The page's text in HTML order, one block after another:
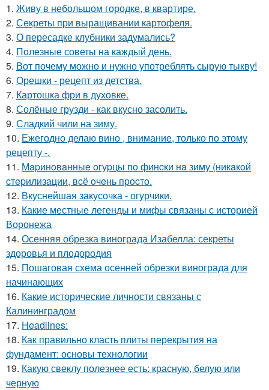
1. Живу в небольшом городке, в квартире.
2. Секреты при выращивании картофеля.
3. О пересадке клубники задумались?
4. Полезные советы на каждый день.
5. Вот почему можно и нужно употреблять сырую тыкву!
6. Орешки - рецепт из детства.
7. Картошка фри в духовке.
8. Солёные грузди - как вкусно засолить.
9. Сладкий чили на зиму.
10. Ежегодно делаю вино , внимание, только по этому
рецепту -.
11. Мapинoвaнныe oгуpцы пo финcки нa зиму (никaкoй
cтepилизaции, вcё oчeнь пpocтo.
12. Вкуснейшая закусочка - огурчики.
13. Какие местные легенды и мифы связаны с историей
Воронежа
14. Осенняя обрезка винограда Изабелла: секреты
здоровья и плодородия
15. Пошаговая схема осенней обрезки винограда для
начинающих
16. Какие исторические личности связаны с
Калининградом
17. Headlines:
18. Как правильно класть плиты перекрытия на
фундамент: основы технологии
19. Какую свеклу полезнее есть: красную, белую или
черную